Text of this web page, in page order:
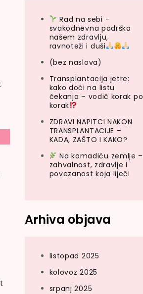
Rad na sebi –
svakodnevna podrška
našem zdravlju,
ravnoteži i duši
(bez naslova)
Transplantacija jetre:
kako doći na listu
čekanja – vodič korak po
korak
ZDRAVI NAPITCI NAKON
TRANSPLANTACIJE –
KADA, ZAŠTO I KAKO?
Na komadiću zemlje –
zahvalnost, zdravlje i
povezanost koja liječi
Arhiva objava
listopad 2025
kolovoz 2025
srpanj 2025